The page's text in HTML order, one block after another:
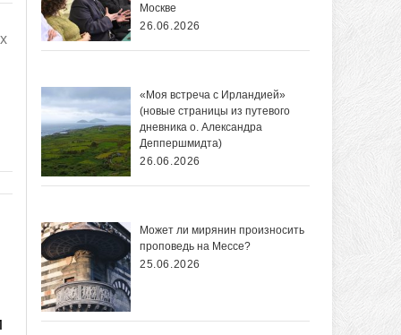
Москве
26.06.2026
«Моя встреча с Ирландией»
(новые страницы из путевого
дневника о. Александра
Деппершмидта)
26.06.2026
Может ли мирянин произносить
проповедь на Мессе?
25.06.2026